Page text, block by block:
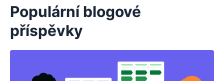
Populární blogové
příspěvky
Otevře se v novém okně